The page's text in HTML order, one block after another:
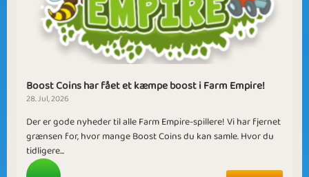
Boost Coins har fået et kæmpe boost i Farm Empire!
28. Jul, 2026
Der er gode nyheder til alle Farm Empire-spillere! Vi har fjernet
grænsen for, hvor mange Boost Coins du kan samle. Hvor du
tidligere...